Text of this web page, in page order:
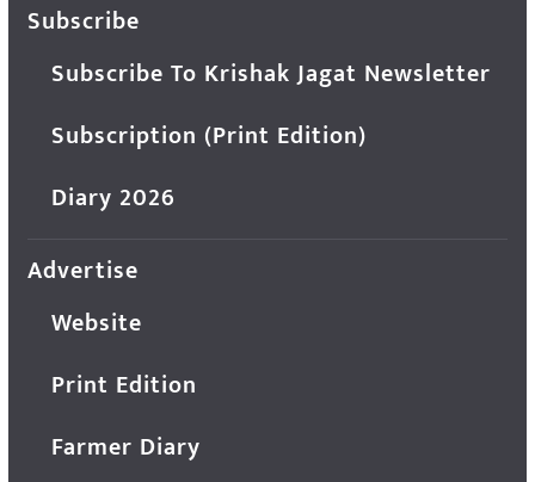
Subscribe
Subscribe To Krishak Jagat Newsletter
Subscription (Print Edition)
Diary 2026
Advertise
Website
Print Edition
Farmer Diary